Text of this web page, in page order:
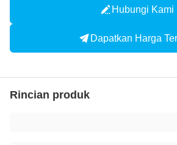
Hubungi Kami
Dapatkan Harga
Rincian produk